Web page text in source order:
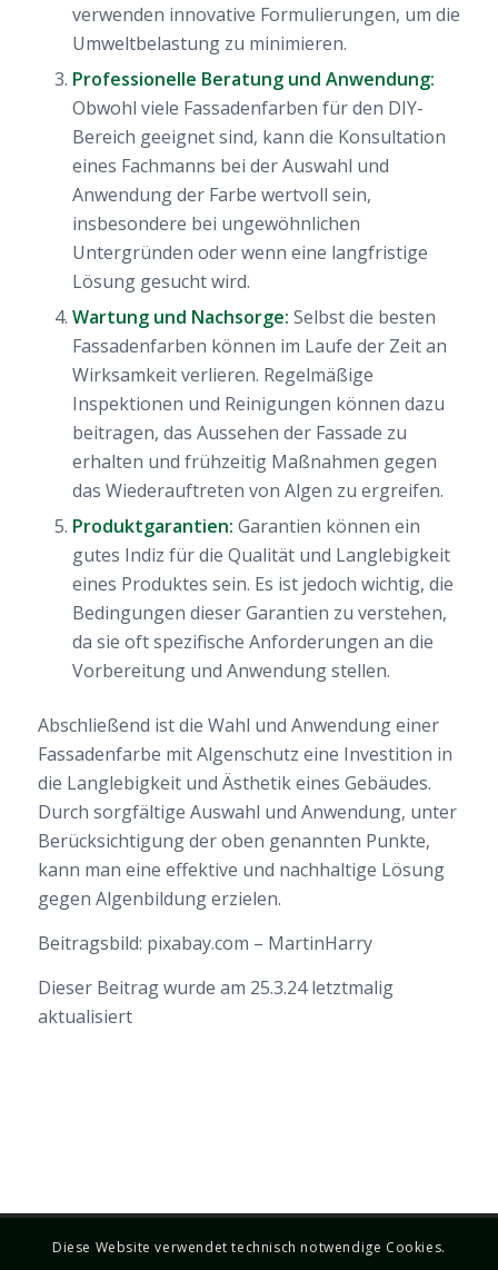
verwenden innovative Formulierungen, um die
Umweltbelastung zu minimieren.
Professionelle Beratung und Anwendung:
Obwohl viele Fassadenfarben für den DIY-
Bereich geeignet sind, kann die Konsultation
eines Fachmanns bei der Auswahl und
Anwendung der Farbe wertvoll sein,
insbesondere bei ungewöhnlichen
Untergründen oder wenn eine langfristige
Lösung gesucht wird.
Wartung und Nachsorge: Selbst die besten
Fassadenfarben können im Laufe der Zeit an
Wirksamkeit verlieren. Regelmäßige
Inspektionen und Reinigungen können dazu
beitragen, das Aussehen der Fassade zu
erhalten und frühzeitig Maßnahmen gegen
das Wiederauftreten von Algen zu ergreifen.
Produktgarantien: Garantien können ein
gutes Indiz für die Qualität und Langlebigkeit
eines Produktes sein. Es ist jedoch wichtig, die
Bedingungen dieser Garantien zu verstehen,
da sie oft spezifische Anforderungen an die
Vorbereitung und Anwendung stellen.
Abschließend ist die Wahl und Anwendung einer
Fassadenfarbe mit Algenschutz eine Investition in
die Langlebigkeit und Ästhetik eines Gebäudes.
Durch sorgfältige Auswahl und Anwendung, unter
Berücksichtigung der oben genannten Punkte,
kann man eine effektive und nachhaltige Lösung
gegen Algenbildung erzielen.
Beitragsbild: pixabay.com – MartinHarry
Dieser Beitrag wurde am 25.3.24 letztmalig
aktualisiert
Diese Website verwendet technisch notwendige Cookies.